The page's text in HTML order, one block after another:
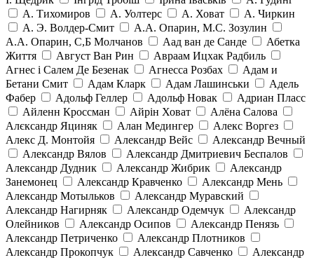
А. Тихомиров
А. Уолтерс А. Ховат
А. Чиркин
А. Э. Волдер-Смит
А.А. Опарин, М.С. Зозулин
А.А. Опарин, С,Б Молчанов
Аад ван де Санде
Абетка
Життя
Август Ван Рин
Авраам Ицхак Радбиль
Агнес і Салем Де Безенак
Агнесса Розбах
Адам и
Бетани Смит
Адам Кларк Адам Лашинськи
Адель
Фабер
Адольф Геллер Адольф Новак
Адриан Пласс
Айленн Кроссман
Айрін Ховат
Алёна Салова
Алєксандр Яциняк
Алан Медингер
Алекс Воргез
Алекс Д. Монтойя
Александр Вейс
Александр Вечный
Александр Вялов
Александр Дмитриевич Беспалов
Александр Дудник
Александр Жибрик
Александр
Занемонец
Александр Кравченко
Александр Мень
Александр Мотыльков
Александр Муравский
Александр Нагирняк
Александр Одемчук
Александр
Олейников
Александр Осипов
Александр Пенязь
Александр Петриченко
Александр Плотников
Александр Прокопчук
Александр Савченко
Александр